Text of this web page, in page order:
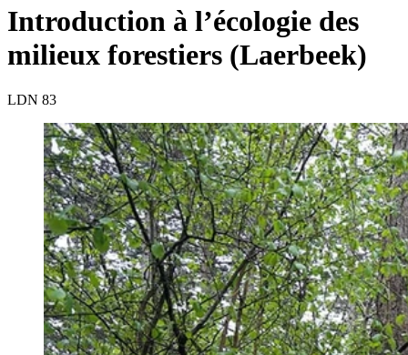
Introduction à l’écologie des
milieux forestiers (Laerbeek)
LDN 83